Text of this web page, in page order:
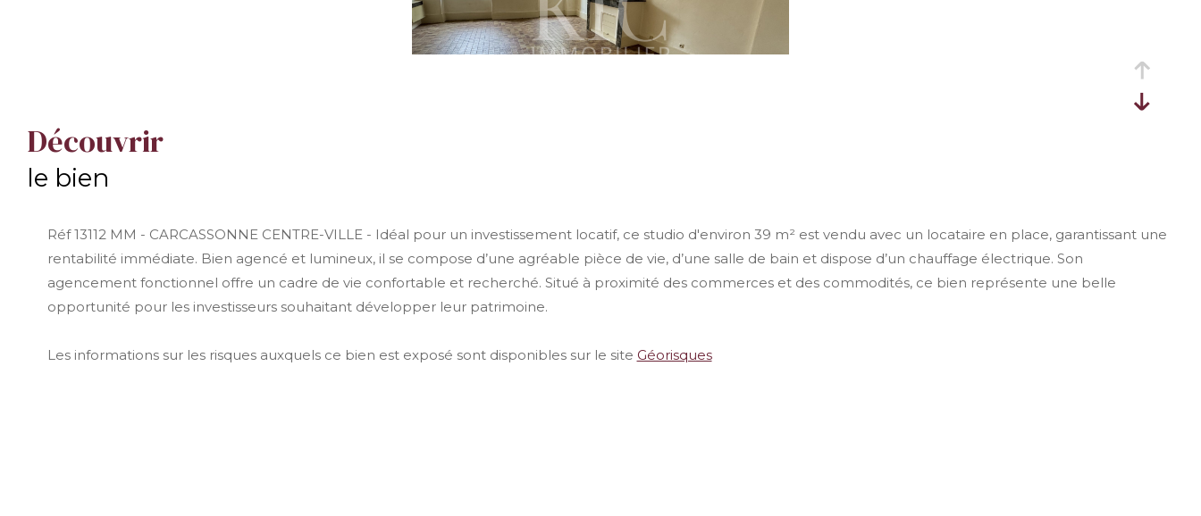
découvrir
le bien
Réf 13112 MM - CARCASSONNE CENTRE-VILLE - Idéal pour un investissement locatif, ce studio d'environ 39 m² est vendu avec un locataire en place, garantissant une
rentabilité immédiate. Bien agencé et lumineux, il se compose d’une agréable pièce de vie, d’une salle de bain et dispose d’un chauffage électrique. Son
agencement fonctionnel offre un cadre de vie confortable et recherché. Situé à proximité des commerces et des commodités, ce bien représente une belle
opportunité pour les investisseurs souhaitant développer leur patrimoine.
Les informations sur les risques auxquels ce bien est exposé sont disponibles sur le site Géorisques